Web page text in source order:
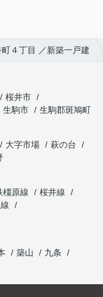
４丁目 ／新築一戸建
桜井市
生駒市
生駒郡斑鳩町
大字市場
萩の台
橿原線
桜井線
築山
九条